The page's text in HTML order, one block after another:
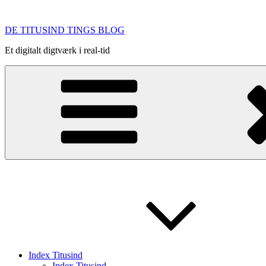
indhold
DE TITUSIND TINGS BLOG
Et digitalt digtværk i real-tid
Index Titusind